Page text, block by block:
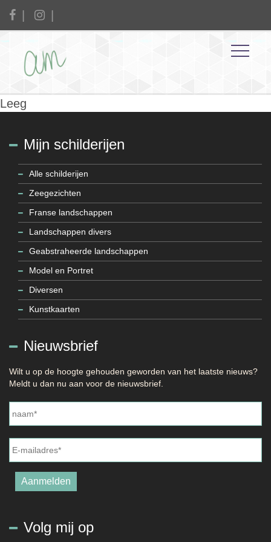
Leeg
Mijn schilderijen
Alle schilderijen
Zeegezichten
Franse landschappen
Landschappen divers
Geabstraheerde landschappen
Model en Portret
Diversen
Kunstkaarten
Nieuwsbrief
Wilt u op de hoogte gehouden geworden van het laatste nieuws?
Meldt u dan nu aan voor de nieuwsbrief.
Aanmelden
Volg mij op